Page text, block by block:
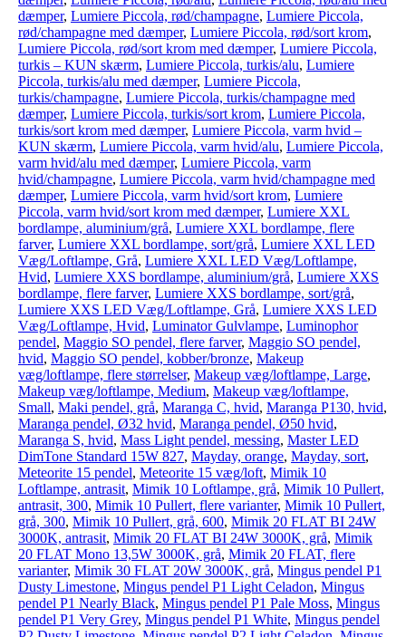
dæmper, Lumiere Piccola, rød/champagne, Lumiere Piccola,
rød/champagne med dæmper, Lumiere Piccola, rød/sort krom,
Lumiere Piccola, rød/sort krom med dæmper, Lumiere Piccola,
turkis – KUN skærm, Lumiere Piccola, turkis/alu, Lumiere
Piccola, turkis/alu med dæmper, Lumiere Piccola,
turkis/champagne, Lumiere Piccola, turkis/champagne med
dæmper, Lumiere Piccola, turkis/sort krom, Lumiere Piccola,
turkis/sort krom med dæmper, Lumiere Piccola, varm hvid –
KUN skærm, Lumiere Piccola, varm hvid/alu, Lumiere Piccola,
varm hvid/alu med dæmper, Lumiere Piccola, varm
hvid/champagne, Lumiere Piccola, varm hvid/champagne med
dæmper, Lumiere Piccola, varm hvid/sort krom, Lumiere
Piccola, varm hvid/sort krom med dæmper, Lumiere XXL
bordlampe, aluminium/grå, Lumiere XXL bordlampe, flere
farver, Lumiere XXL bordlampe, sort/grå, Lumiere XXL LED
Væg/Loftlampe, Grå, Lumiere XXL LED Væg/Loftlampe,
Hvid, Lumiere XXS bordlampe, aluminium/grå, Lumiere XXS
bordlampe, flere farver, Lumiere XXS bordlampe, sort/grå,
Lumiere XXS LED Væg/Loftlampe, Grå, Lumiere XXS LED
Væg/Loftlampe, Hvid, Luminator Gulvlampe, Luminophor
pendel, Maggio SO pendel, flere farver, Maggio SO pendel,
hvid, Maggio SO pendel, kobber/bronze, Makeup
væg/loftlampe, flere størrelser, Makeup væg/loftlampe, Large,
Makeup væg/loftlampe, Medium, Makeup væg/loftlampe,
Small, Maki pendel, grå, Maranga C, hvid, Maranga P130, hvid,
Maranga pendel, Ø32 hvid, Maranga pendel, Ø50 hvid,
Maranga S, hvid, Mass Light pendel, messing, Master LED
DimTone Standard 15W 827, Mayday, orange, Mayday, sort,
Meteorite 15 pendel, Meteorite 15 væg/loft, Mimik 10
Loftlampe, antrasit, Mimik 10 Loftlampe, grå, Mimik 10 Pullert,
antrasit, 300, Mimik 10 Pullert, flere varianter, Mimik 10 Pullert,
grå, 300, Mimik 10 Pullert, grå, 600, Mimik 20 FLAT BI 24W
3000K, antrasit, Mimik 20 FLAT BI 24W 3000K, grå, Mimik
20 FLAT Mono 13,5W 3000K, grå, Mimik 20 FLAT, flere
varianter, Mimik 30 FLAT 20W 3000K, grå, Mingus pendel P1
Dusty Limestone, Mingus pendel P1 Light Celadon, Mingus
pendel P1 Nearly Black, Mingus pendel P1 Pale Moss, Mingus
pendel P1 Very Grey, Mingus pendel P1 White, Mingus pendel